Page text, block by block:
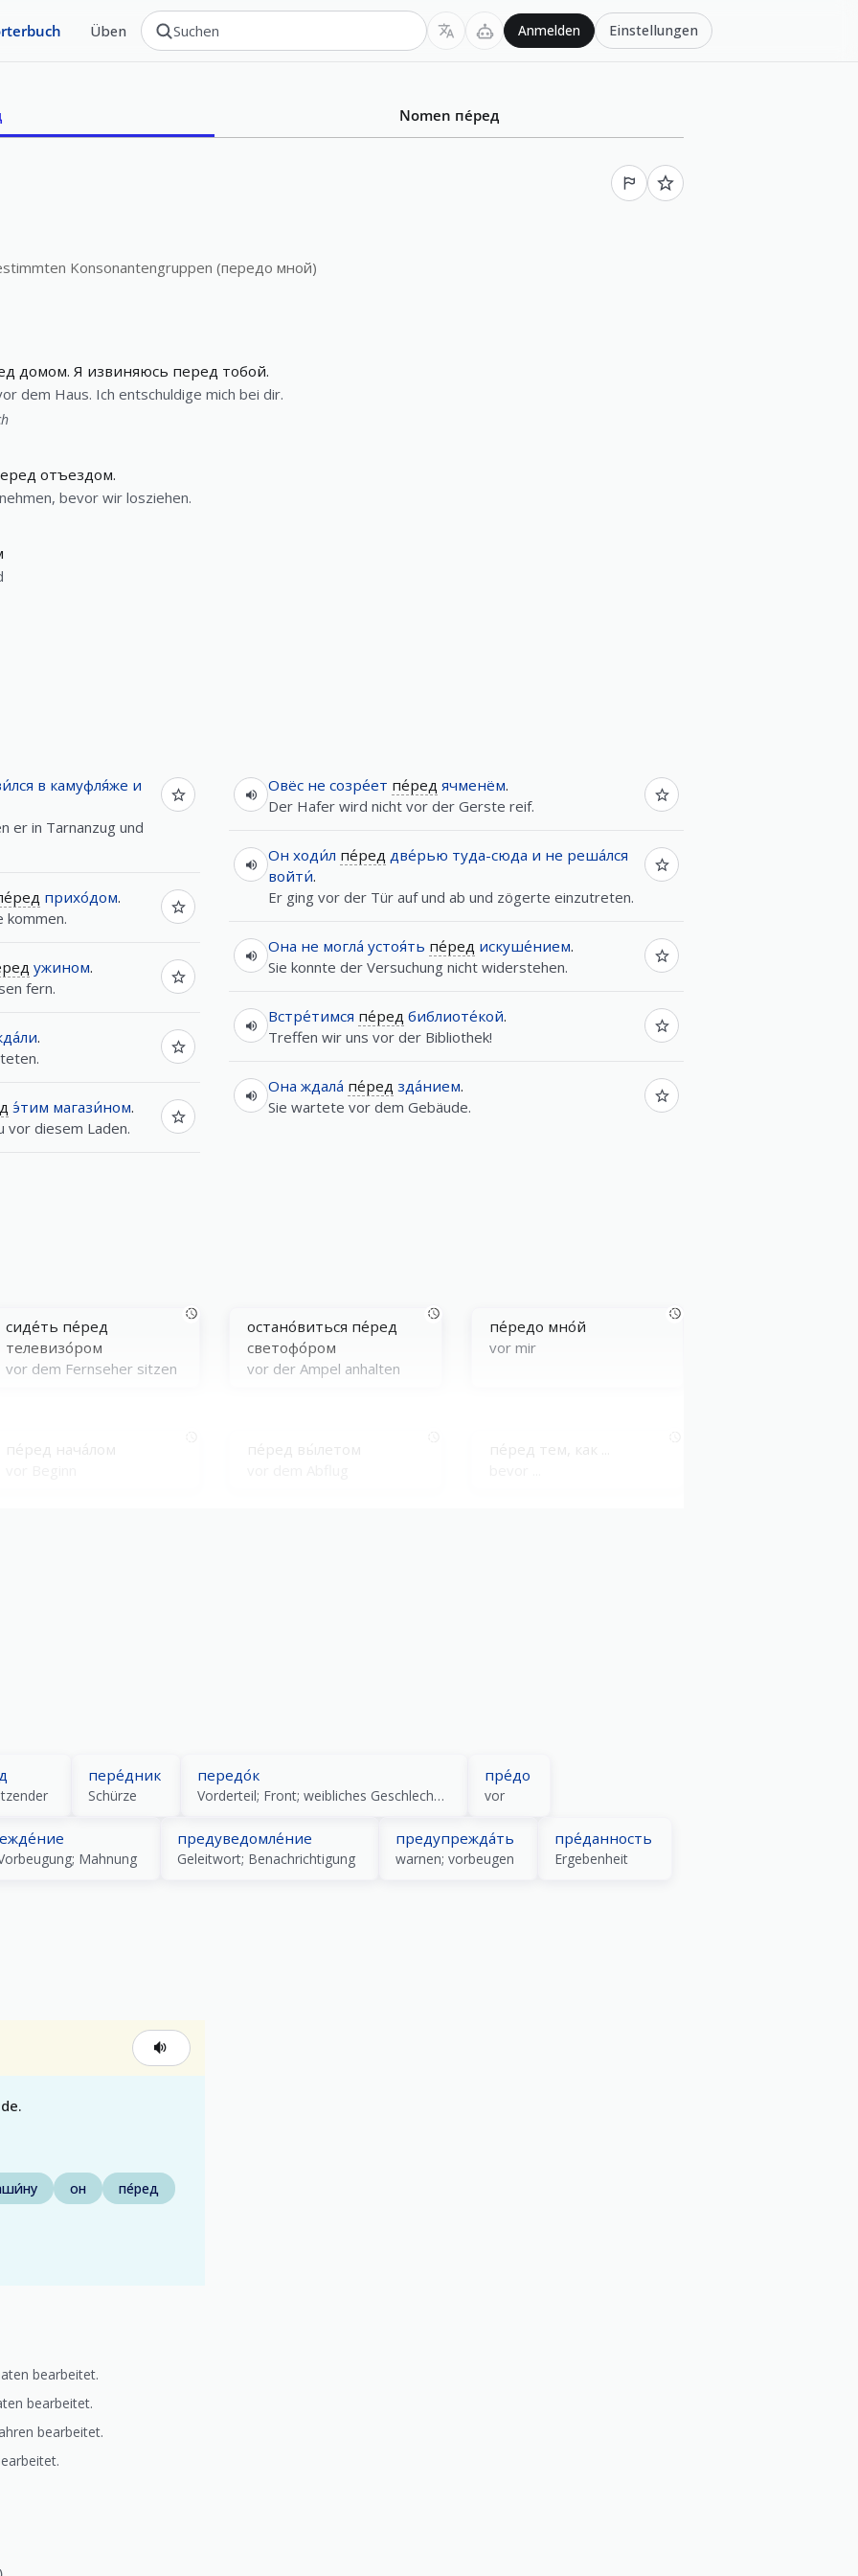
Üben Anmelden Einstellungen
Nomen пе́ред
Konsonantengruppen (передо мной)
домом. Я извиняюсь перед тобой.
dem Haus. Ich entschuldige mich bei dir.
отъездом.
bevor wir losziehen.
в камуфля́же и
er in Tarnanzug und
прихо́дом.
kommen.
ужином.
fern.
.
э́тим магази́ном.
vor diesem Laden.
Овёс не созре́ет пе́ред ячменём.
Der Hafer wird nicht vor der Gerste reif.
Он ходи́л пе́ред две́рью туда-сюда и не реша́лся
войти́.
Er ging vor der Tür auf und ab und zögerte einzutreten.
Она не могла́ устоя́ть пе́ред искуше́нием.
Sie konnte der Versuchung nicht widerstehen.
Встре́тимся пе́ред библиоте́кой.
Treffen wir uns vor der Bibliothek!
Она ждала́ пе́ред зда́нием.
Sie wartete vor dem Gebäude.
сиде́ть пе́ред
телевизо́ром
vor dem Fernseher sitzen
остано́виться пе́ред
светофо́ром
vor der Ampel anhalten
пе́редо мно́й
vor mir
пере́дник
Schürze
передо́к
Vorderteil; Front; weibliches Geschlechtsorgan
пре́до
vor
Mahnung
предуведомле́ние
Geleitwort; Benachrichtigung
предупрежда́ть
warnen; vorbeugen
пре́данность
Ergebenheit
он пе́ред
bearbeitet.
bearbeitet.
bearbeitet.